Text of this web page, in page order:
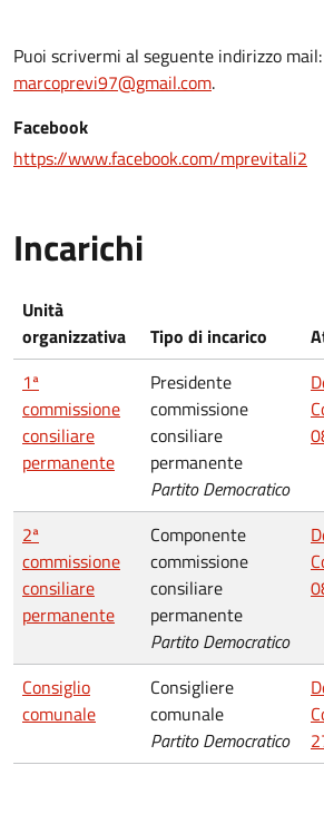
Puoi scrivermi al seguente indirizzo mail:
marcoprevi97@gmail.com.
Facebook
https://www.facebook.com/mprevitali2
Incarichi
Unità
organizzativa
Tipo di incarico
1ª
commissione
consiliare
permanente
Presidente
commissione
consiliare
permanente
Partito Democratico
2ª
commissione
consiliare
permanente
Componente
commissione
consiliare
permanente
Partito Democratico
Consiglio
comunale
Consigliere
comunale
Partito Democratico